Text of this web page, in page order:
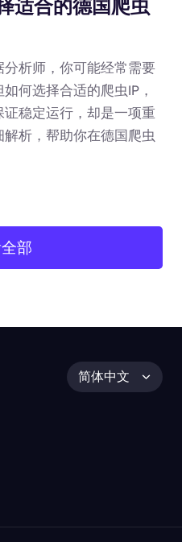
适合的德国爬虫
析师，你可能经常需要
何选择合适的爬虫IP，
稳定运行，却是一项重
析，帮助你在德国爬虫
部
简体中文